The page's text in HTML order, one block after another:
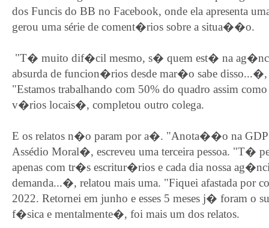
dos Funcis do BB no Facebook, onde ela apresenta
gerou uma série de coment�rios sobre a situa��o.
"T� muito dif�cil mesmo, s� quem est� na
absurda de funcion�rios desde mar�o sabe
"Estamos trabalhando com 50% do quadro assim
v�rios locais�, completou outro colega.
E os relatos n�o param por a�. "Anota��o na GDP
Assédio Moral�, escreveu uma terceira pessoa. "T�
apenas com tr�s escritur�rios e cada dia nossa
demanda...�, relatou mais uma. "Fiquei afastada
2022. Retornei em junho e esses 5 meses j� foram o
f�sica e mentalmente�, foi mais um dos relatos.